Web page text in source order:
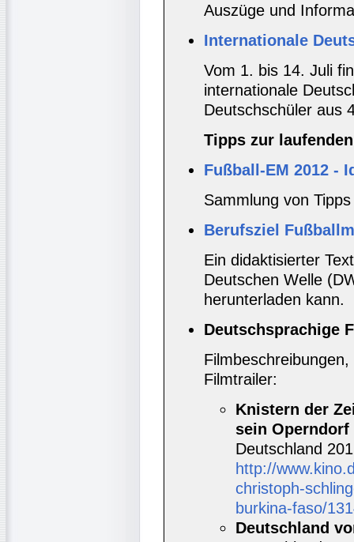
Auszüge und
Internationale
Vom 1. bis 14. Juli
internationale
Deutschschüler aus
Tipps zur
Fußball-EM 2012 -
Sammlung von
Berufsziel
Ein didaktisierter
Deutschen Welle
herunterladen kann.
Deutschsprachige
Filmtrailer:
Knistern der
sein
Deutschland
http://
christoph-
burkina-faso/
Deutschland